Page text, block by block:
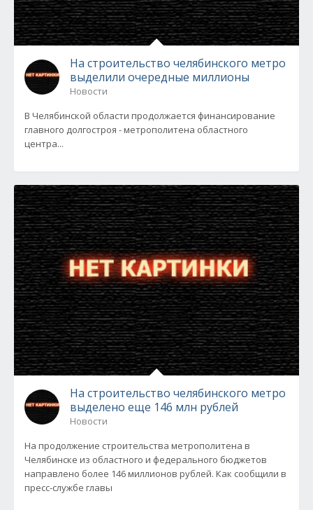
На строительство челябинского метро
выделили очередные миллионы
Новости
В Челябинской области продолжается финансирование
главного долгостроя - метрополитена областного
центра...
На строительство челябинского метро
выделено еще 146 млн рублей
Новости
На продолжение строительства метрополитена в
Челябинске из областного и федерального бюджетов
направлено более 146 миллионов рублей. Как сообщили в
пресс-службе главы